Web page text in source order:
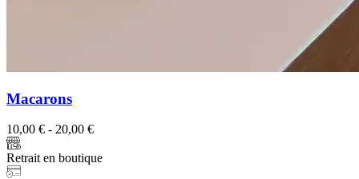
Macarons
10,00 € - 20,00 €
Retrait en boutique